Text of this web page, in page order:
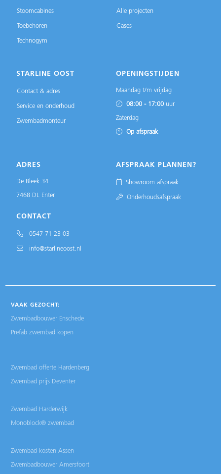
Stoomcabines
Toebehoren
Technogym
Alle projecten
Cases
STARLINE OOST
Contact & adres
Service en onderhoud
Zwembadmonteur
OPENINGSTIJDEN
Maandag t/m vrijdag
08:00 - 17:00uur
Zaterdag
Op afspraak
ADRES
De Bleek 34
7468 DL Enter
CONTACT
0547 71 23 03
info@starlineoost.nl
AFSPRAAK PLANNEN?
Showroom afspraak
Onderhoudsafspraak
VAAK GEZOCHT:
Zwembadbouwer Enschede
Prefab zwembad kopen
Zwembad offerte Hardenberg
Zwembad prijs Deventer
Zwembad Harderwijk
Monoblock® zwembad
Zwembad kosten Assen
Zwembadbouwer Amersfoort